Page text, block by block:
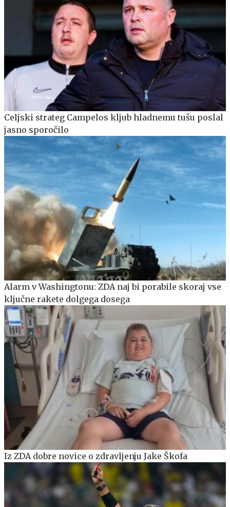
Celjski strateg Campelos kljub hladnemu tušu poslal
jasno sporočilo
Alarm v Washingtonu: ZDA naj bi porabile skoraj vse
ključne rakete dolgega dosega
Iz ZDA dobre novice o zdravljenju Jake Škofa